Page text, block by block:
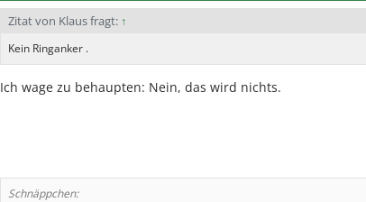
Zitat von Klaus fragt: ↑
Kein Ringanker .
Ich wage zu behaupten: Nein, das wird nichts.
Schnäppchen: